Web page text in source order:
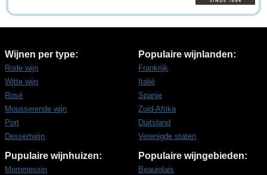
Wijnen per type:
Rode wijn
Witte wijn
Rosé
Mousserende wijn
Port
Dessertwijn
Populaire wijnlanden:
Frankrijk
Italië
Spanje
Zuid-Afrika
Duitsland
Verenigde staten
Pupulaire wijnhuizen:
Mommessin
Populaire wijngebieden:
Beaujolais